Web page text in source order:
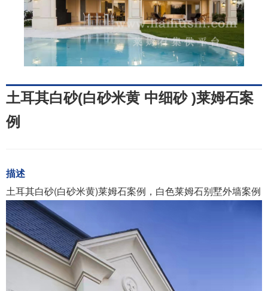
土耳其白砂(白砂米黄 中细砂 )莱姆石案
例
描述
土耳其白砂(白砂米黄)莱姆石案例，白色莱姆石别墅外墙案例